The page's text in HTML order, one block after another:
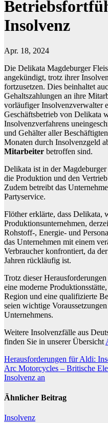
Insolvenz
Apr. 18, 2024
Die Delikata Magdeburger
angekündigt, trotz ihrer
fortzusetzen. Dies beinhaltet
Gehaltszahlungen an ihre
vorläufiger Insolvenzverwalter
Geschäftsbetrieb von Delikata
Insolvenzverfahrens
und Gehälter aller
Monaten durch Insolvenzgeld
Mitarbeiter betroffen sind.
Delikata ist in der
die Produktion und den
Zudem betreibt das
Partyservice.
Flöther erklärte, dass Delikata,
Produktionsunternehmen,
Rohstoff-, Energie- und
das Unternehmen mit einem
Verbraucher konfrontiert, da
Jahren rückläufig ist.
Trotz dieser
eine moderne
Region und eine qualifizierte
seien wichtige
Unternehmens.
Weitere Insolvenzfälle aus
finden Sie in unserer Übersicht
Beitragsnavigation
Herausforderungen für Aldi:
Arc Motorcycles – Britische
Insolvenz an
Ähnlicher Beitrag
Insolvenz